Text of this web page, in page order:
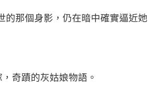
的那個身影，仍在暗中確實逼近她
奇蹟的灰姑娘物語。